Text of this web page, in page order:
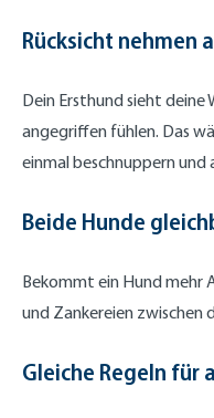
Rücksicht nehmen
Dein Ersthund sieht
angegriffen fühlen. Das
einmal beschnuppern und
Beide Hunde
Bekommt ein Hund mehr
und Zankereien zwischen
Gleiche Regeln für